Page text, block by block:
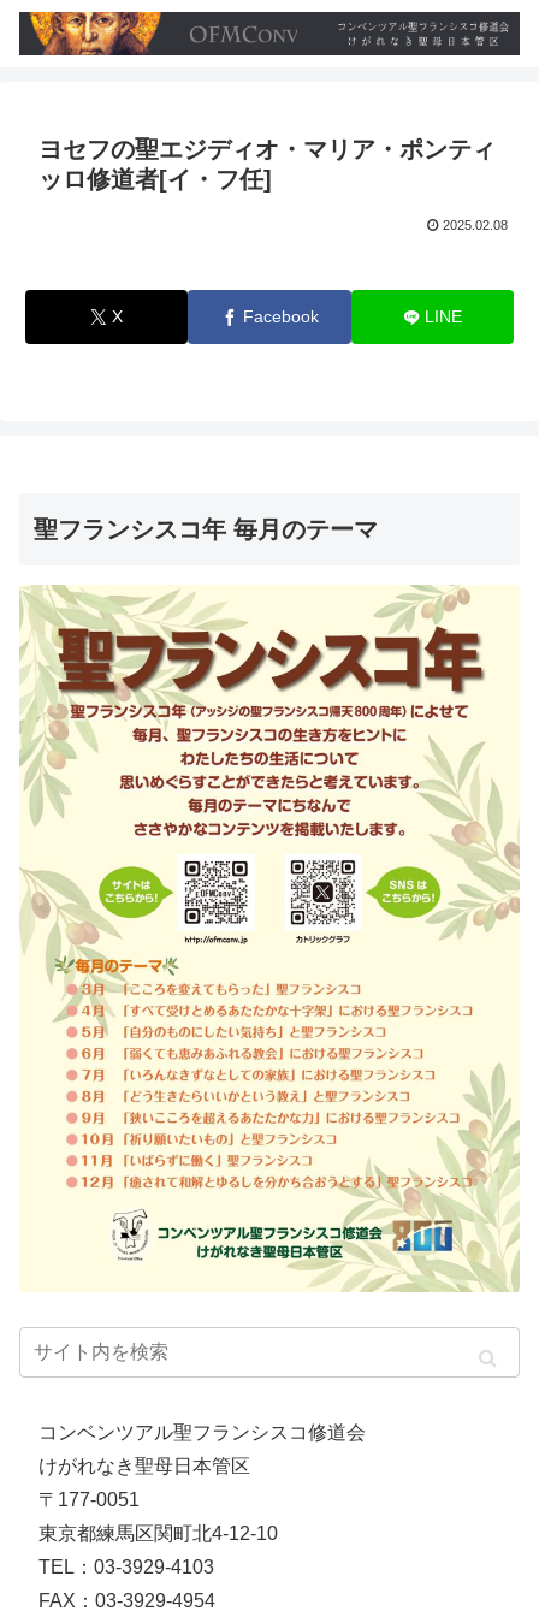
ヨセフの聖エジディオ・マリア・ポンティ
ッロ修道者[イ・フ任]
2025.02.08
X Facebook LINE
聖フランシスコ年 毎月のテーマ
コンベンツアル聖フランシスコ修道会
けがれなき聖母日本管区
〒177-0051
東京都練馬区関町北4-12-10
TEL：03-3929-4103
FAX：03-3929-4954